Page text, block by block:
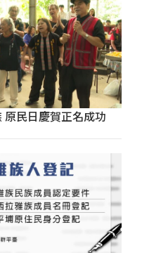
民日慶賀正名成功